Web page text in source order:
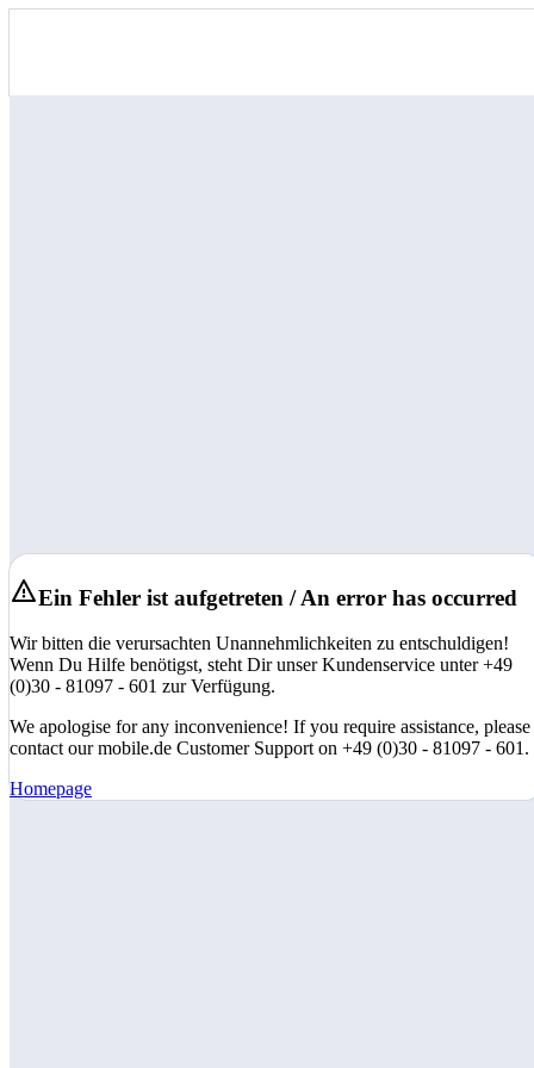
Ein Fehler ist aufgetreten / An error has occurred
Wir bitten die verursachten Unannehmlichkeiten zu entschuldigen!
Wenn Du Hilfe benötigst, steht Dir unser Kundenservice unter +49
(0)30 - 81097 - 601 zur Verfügung.
We apologise for any inconvenience! If you require assistance, please
contact our mobile.de Customer Support on +49 (0)30 - 81097 - 601.
Homepage